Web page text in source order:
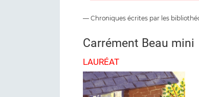
— Chroniques écrites par les
Carrément Beau mini
LAURÉAT